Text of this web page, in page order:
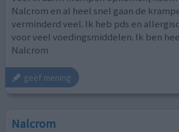
Nalcrom en al heel snel gaan de
verminderd veel. Ik heb pds en
voor veel voedingsmiddelen. Ik ben
Nalcrom
geef mening
Nalcrom